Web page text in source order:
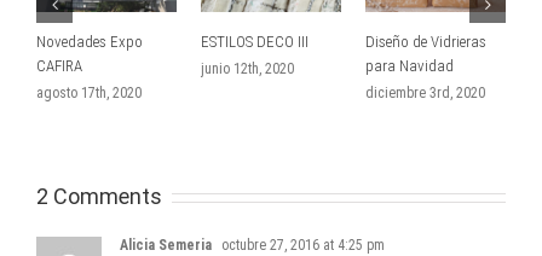
Novedades Expo
CAFIRA
agosto 17th, 2020
ESTILOS DECO III
junio 12th, 2020
Diseño de Vidrieras
para Navidad
diciembre 3rd, 2020
2 Comments
Alicia Semeria octubre 27, 2016 at 4:25 pm